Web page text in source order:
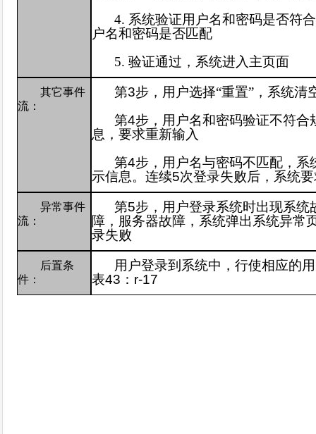
4. 系统验证用户名和密码是否符
户名和密码是否匹配
5.验证通过 ，系统进入主页面
其它事件
流：
第3步， 用户选择“重置”，系统清
第4步，用户名和密码验证不符合
息，要求重新输入
第4步， 用户名与密码不匹配，系
示信息。连续5次登录失败后，系统
异常事件
流：
第5步，用户登录系统时出现系统
障，服务器故障，系统弹出系统异常
录失败
后置条
件：
用户登录到系统中，行使相应的
表43 ： r-17